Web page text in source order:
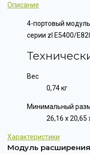
Описание
4-портовый
серии zl E5400/
Вес
0,74 кг
Минимальный
26,16 x 20,65
Характеристики
Модуль расширения